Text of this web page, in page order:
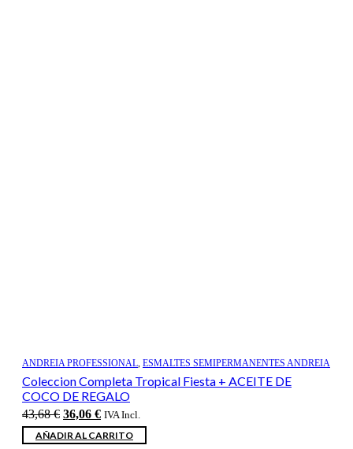
ANDREIA PROFESSIONAL, ESMALTES SEMIPERMANENTES ANDREIA
Coleccion Completa Tropical Fiesta + ACEITE DE
COCO DE REGALO
43,68€ El
precio
original
36,06 €El
precio
actual
IVA Incl.
AÑADIR AL CARRITO